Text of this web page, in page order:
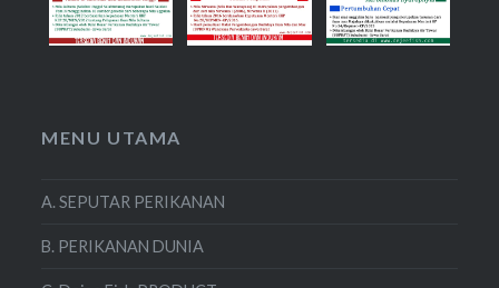
MENU UTAMA
A. SEPUTAR PERIKANAN
B. PERIKANAN DUNIA